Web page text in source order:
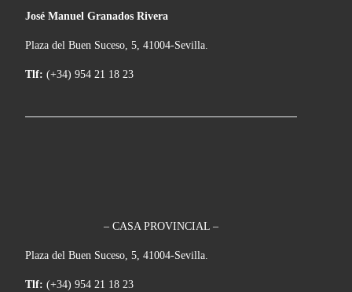
José Manuel Granados Rivera
Plaza del Buen Suceso, 5, 41004-Sevilla.
Tlf: (+34) 954 21 18 23
– CASA PROVINCIAL –
Plaza del Buen Suceso, 5, 41004-Sevilla.
Tlf: (+34) 954 21 18 23